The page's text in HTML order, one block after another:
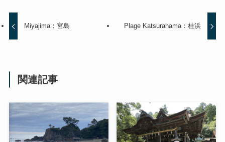
Miyajima：宮島 Plage Katsurahama：桂浜
関連記事